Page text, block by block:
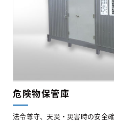
危険物保管庫
法令尊守、天災・災害時の安全